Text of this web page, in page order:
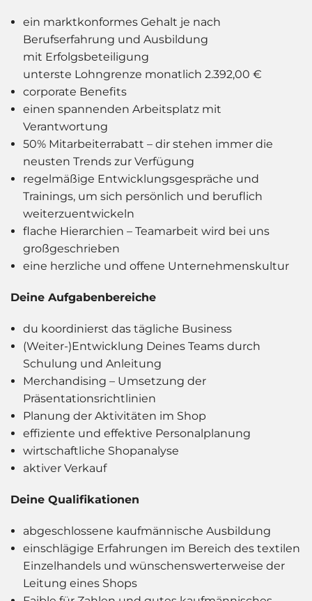
ein marktkonformes Gehalt je nach
Berufserfahrung und Ausbildung
mit Erfolgsbeteiligung
unterste Lohngrenze monatlich 2.392,00 €
corporate Benefits
einen spannenden Arbeitsplatz mit
Verantwortung
50% Mitarbeiterrabatt – dir stehen immer die
neusten Trends zur Verfügung
regelmäßige Entwicklungsgespräche und
Trainings, um sich persönlich und beruflich
weiterzuentwickeln
flache Hierarchien – Teamarbeit wird bei uns
großgeschrieben
eine herzliche und offene Unternehmenskultur
Deine Aufgabenbereiche
du koordinierst das tägliche Business
(Weiter-)Entwicklung Deines Teams durch
Schulung und Anleitung
Merchandising – Umsetzung der
Präsentationsrichtlinien
Planung der Aktivitäten im Shop
effiziente und effektive Personalplanung
wirtschaftliche Shopanalyse
aktiver Verkauf
Deine Qualifikationen
abgeschlossene kaufmännische Ausbildung
einschlägige Erfahrungen im Bereich des textilen
Einzelhandels und wünschenswerterweise der
Leitung eines Shops